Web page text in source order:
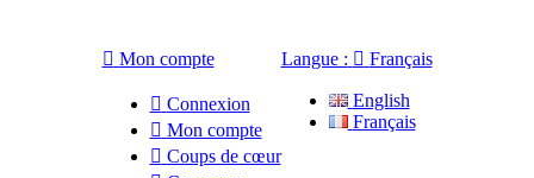
 Mon compte
 Connexion
 Mon compte
 Coups de cœur
Langue :  Français
English
Français